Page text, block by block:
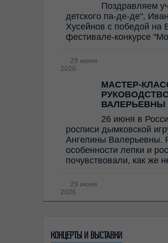
Поздравляем
детского па-де-де",
Хусейнов с победой на
фестивале-конкурсе
29 июня
2026
МАСТЕР-
ВАЛЕРЬЕВНЫ
26 июня в
росписи дымковской
Ангелины Валерьевны.
особенности лепки и
почувствовали, как же
29 июня
2026
КОНЦЕРТЫ И ВЫСТАВКИ